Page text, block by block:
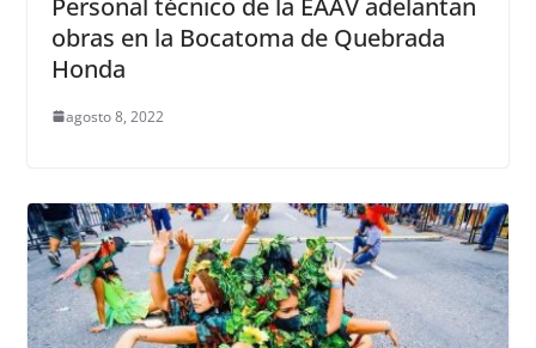
Personal técnico de la EAAV adelantan
obras en la Bocatoma de Quebrada
Honda
agosto 8, 2022